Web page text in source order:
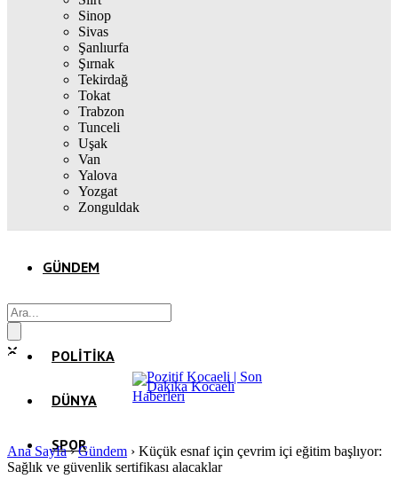
Sinop
Sivas
Şanlıurfa
Şırnak
Tekirdağ
Tokat
Trabzon
Tunceli
Uşak
Van
Yalova
Yozgat
Zonguldak
GÜNDEM
POLITIKA
DÜNYA
SPOR
Ana Sayfa›Gündem › Küçük esnaf için çevrim içi eğitim başlıyor:
Sağlık ve güvenlik sertifikası alacaklar